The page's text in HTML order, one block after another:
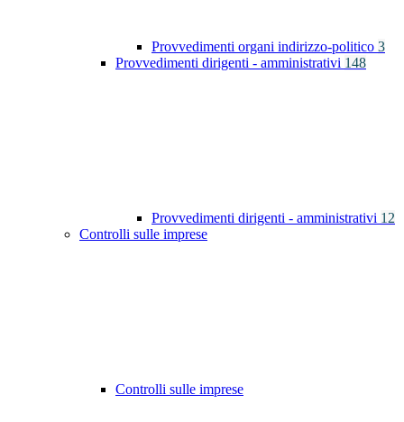
Provvedimenti organi indirizzo-politico 3
Provvedimenti dirigenti - amministrativi 148
Provvedimenti dirigenti - amministrativi 12
Controlli sulle imprese
Controlli sulle imprese